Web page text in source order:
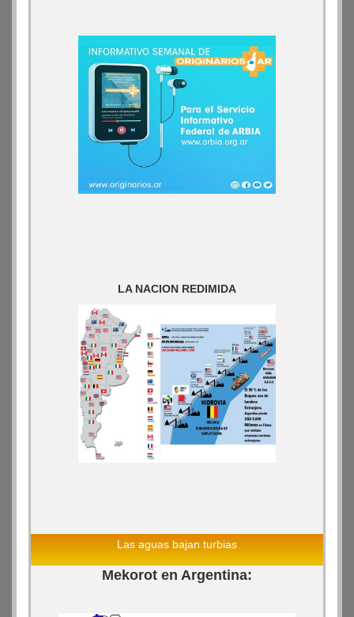
LA NACION REDIMIDA
Las aguas bajan turbias
Mekorot en Argentina: